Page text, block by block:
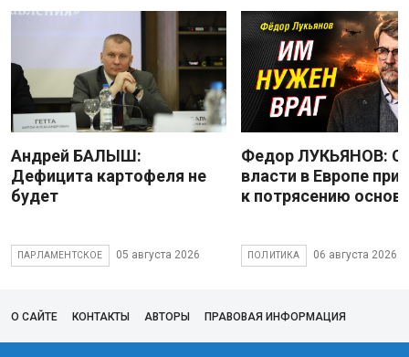
Андрей БАЛЫШ:
Дефицита картофеля не
будет
ПАРЛАМЕНТСКОЕ 05 августа 2026
Федор ЛУКЬЯНОВ:
власти в Европе
к потрясению основ
ПОЛИТИКА 06 августа 2026
О САЙТЕ КОНТАКТЫ АВТОРЫ ПРАВОВАЯ ИНФОРМАЦИЯ